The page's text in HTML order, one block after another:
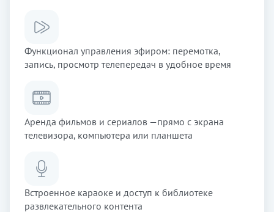
Функционал управления эфиром: перемотка,
запись, просмотр телепередач в удобное время
Аренда фильмов и сериалов —прямо с экрана
телевизора, компьютера или планшета
Встроенное караоке и доступ к библиотеке
развлекательного контента